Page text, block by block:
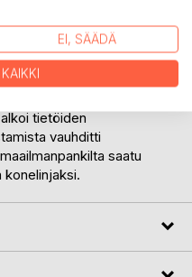
sai pientä palkkaa, tästä
kotiin, tämä oli
Olot ovat työmiehen
tietöiden
vauhditti
saatu
konelinjaksi.
EI, SÄÄDÄ